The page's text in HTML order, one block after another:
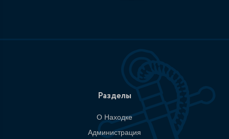
Разделы
О Находке
Администрация